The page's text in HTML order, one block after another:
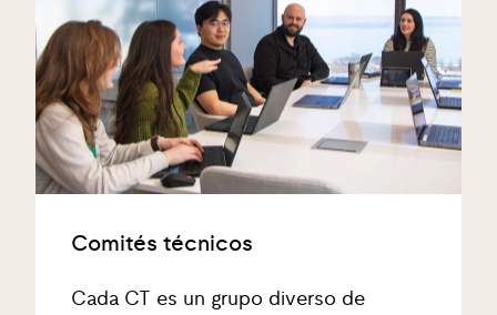
Comités técnicos
Cada CT es un grupo diverso de